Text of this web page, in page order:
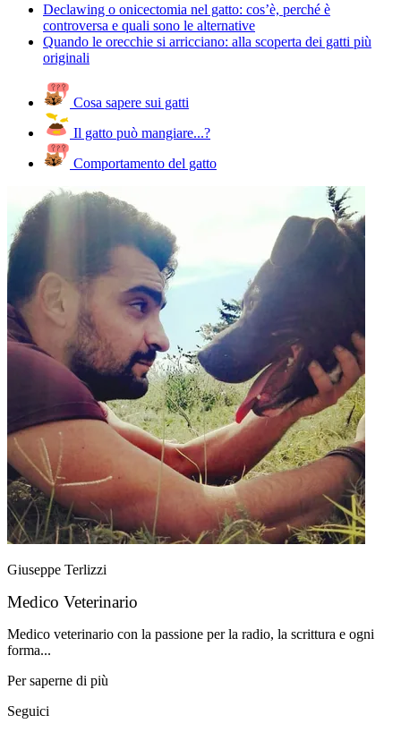
Declawing o onicectomia nel gatto: cos’è, perché è
controversa e quali sono le alternative
Quando le orecchie si arricciano: alla scoperta dei gatti più
originali
Cosa sapere sui gatti
Il gatto può mangiare...?
Comportamento del gatto
Giuseppe Terlizzi
Medico Veterinario
Medico veterinario con la passione per la radio, la scrittura e ogni
forma...
Per saperne di più
Seguici